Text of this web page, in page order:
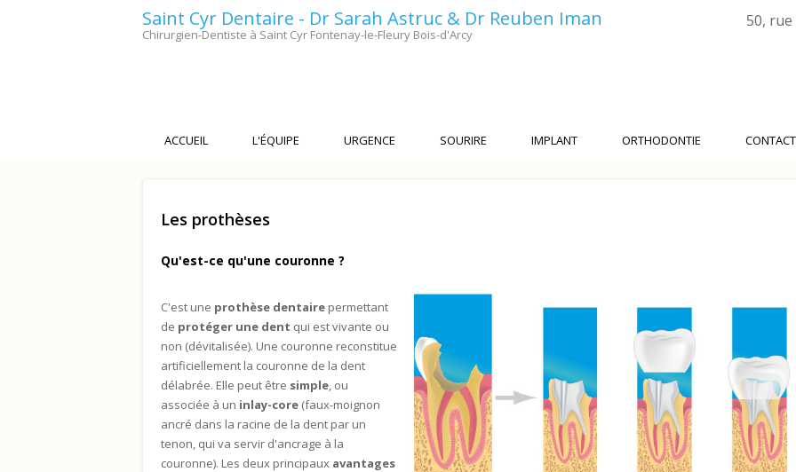
50, rue
Saint Cyr Dentaire - Dr Sarah Astruc & Dr Reuben Iman
Chirurgien-Dentiste à Saint Cyr Fontenay-le-Fleury Bois-d'Arcy
ACCUEIL L'ÉQUIPE URGENCE SOURIRE IMPLANT ORTHODONTIE CONTACT
Les prothèses
Qu'est-ce qu'une couronne ?
C'est une prothèse dentaire permettant
de protéger une dent qui est vivante ou
non (dévitalisée). Une couronne reconstitue
artificiellement la couronne de la dent
délabrée. Elle peut être simple, ou
associée à un inlay-core (faux-moignon
ancré dans la racine de la dent par un
tenon, qui va servir d'ancrage à la
couronne). Les deux principaux avantages